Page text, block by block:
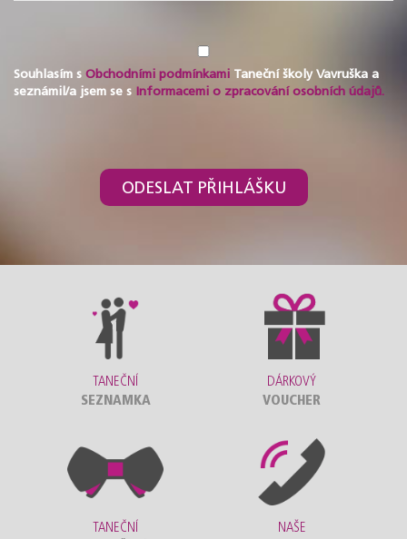
Souhlasím s Obchodními podmínkami Taneční školy Vavruška a
seznámil/a jsem se s Informacemi o zpracování osobních údajů.
ODESLAT PŘIHLÁŠKU
TANEČNÍ
SEZNAMKA
DÁRKOVÝ
VOUCHER
TANEČNÍ
NAŠE